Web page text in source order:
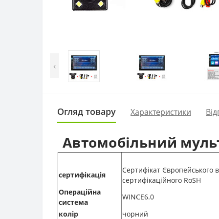
‹
Огляд товару Характеристики
Автомобільний
сертифікація
Сертифікат Європейського
сертифікаційного RoSH
Операційна
система
WINCE6.0
колір
чорний